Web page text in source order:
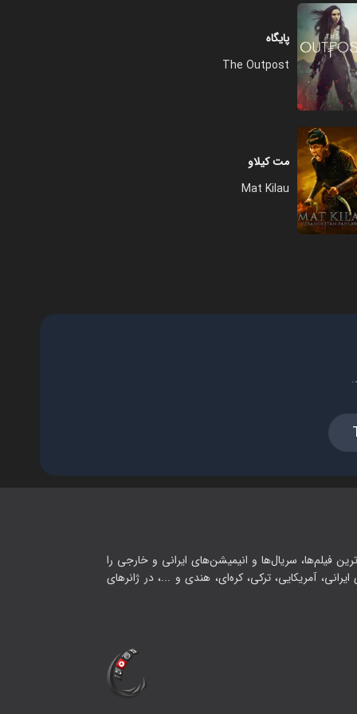
پایگاه
The Outpost
مت کیلاو
Mat Kilau
فیلم‌ها، سریال‌ها و انیمیشن‌های ایرانی و خارجی را
آمریکایی، ترکی، کره‌ای، هندی و ...، در ژانرهای